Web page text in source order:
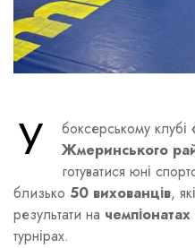
У боксерському клубі
Жмеринського
готуватися юні
близько 50 вихованців,
результати на
турнірах.